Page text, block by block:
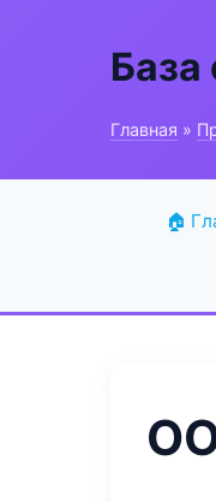
База
Главная »
🏠